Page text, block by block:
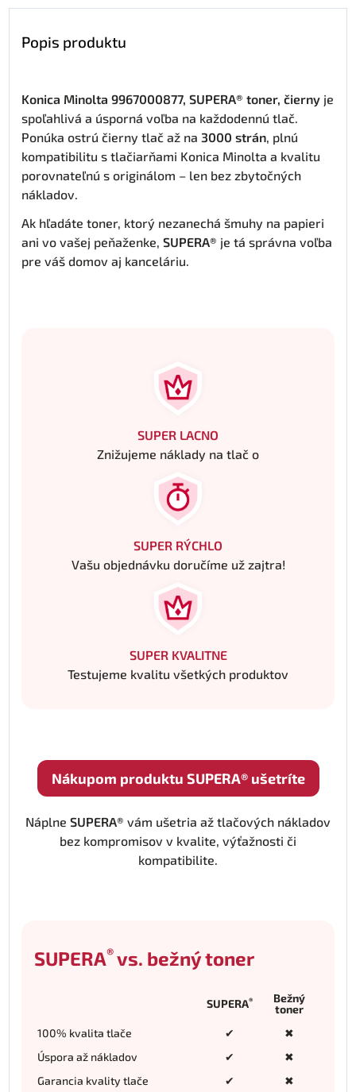
Popis produktu
Konica Minolta 9967000877, SUPERA® toner, čierny je
spoľahlivá a úsporná voľba na každodennú tlač.
Ponúka ostrú čierny tlač až na 3000 strán, plnú
kompatibilitu s tlačiarňami Konica Minolta a kvalitu
porovnateľnú s originálom – len bez zbytočných
nákladov.
Ak hľadáte toner, ktorý nezanechá šmuhy na papieri
ani vo vašej peňaženke, SUPERA® je tá správna voľba
pre váš domov aj kanceláriu.
SUPER LACNO
Znižujeme náklady na tlač o
SUPER RÝCHLO
Vašu objednávku doručíme už zajtra!
SUPER KVALITNE
Testujeme kvalitu všetkých produktov
Nákupom produktu SUPERA® ušetríte
Náplne SUPERA® vám ušetria až tlačových nákladov
bez kompromisov v kvalite, výťažnosti či
kompatibilite.
SUPERA®vs. bežný toner
SUPERA®
Bežný
toner
100% kvalita tlače
✔
✖
Úspora až nákladov
✔
✖
Garancia kvality tlače
✔ ✖